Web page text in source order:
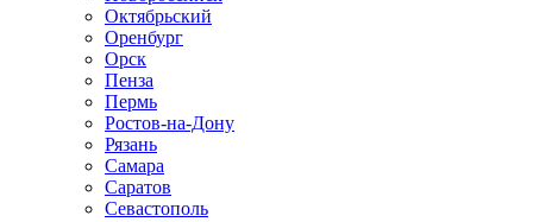
Октябрьский
Оренбург
Орск
Пенза
Пермь
Ростов-на-Дону
Рязань
Самара
Саратов
Севастополь